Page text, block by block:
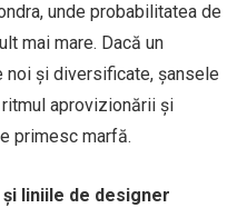
unde probabilitatea de
mai mare. Dacă un
noi și diversificate, șansele
aprovizionării și
primesc marfă.
liniile de designer